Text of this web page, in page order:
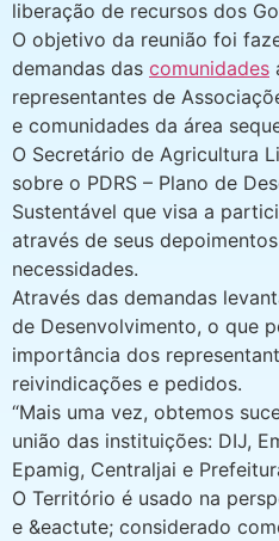
liberação de recursos dos
O objetivo da reunião foi
demandas das comunidades
representantes de
e comunidades da área
O Secretário de Agricultura
sobre o PDRS – Plano de
Sustentável que visa a
através de seus
necessidades.
Através das demandas
de Desenvolvimento, o que
importância dos
reivindicações e pedidos.
“Mais uma vez, obtemos
união das instituições: DIJ,
Epamig, Centraljai e
O Território é usado na
e &eactute; considerado